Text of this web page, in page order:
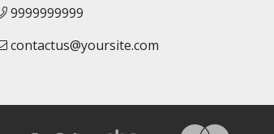
9999999999
contactus@yoursite.com